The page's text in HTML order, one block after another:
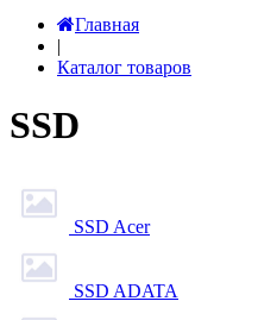
Главная
|
Каталог товаров
SSD
SSD Acer
SSD ADATA